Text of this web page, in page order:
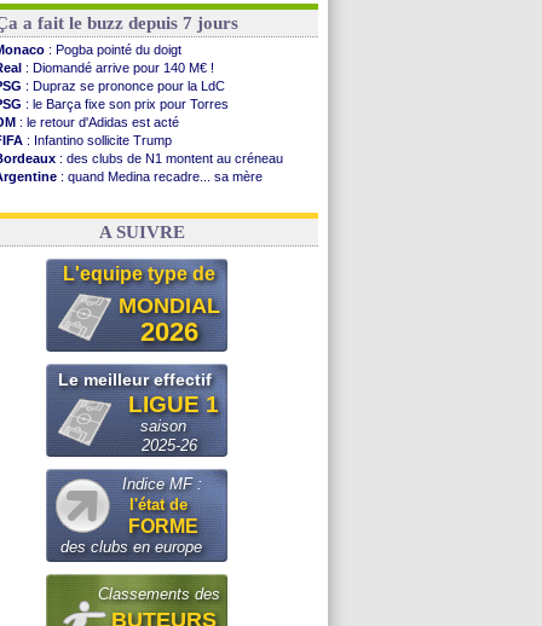
a fait le buzz depuis 7 jours
: Pogba pointé du doigt
: Diomandé arrive pour 140 M€ !
: Dupraz se prononce pour la LdC
: le Barça fixe son prix pour Torres
: le retour d'Adidas est acté
: Infantino sollicite Trump
: des clubs de N1 montent au créneau
: quand Medina recadre... sa mère
: Paixão attire un 2e club anglais
A SUIVRE
L'equipe type de
MONDIAL
2026
Le meilleur effectif
LIGUE 1
saison
2025-26
Indice MF :
l'état de
FORME
des clubs en europe
Classements des
BUTEURS